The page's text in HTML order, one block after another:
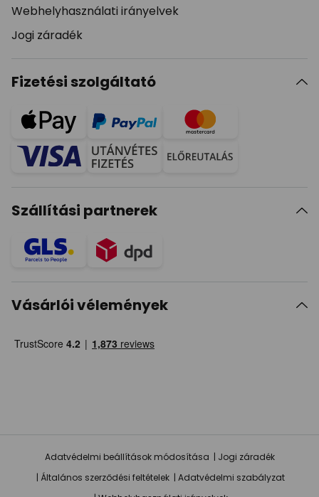
Webhelyhasználati irányelvek
Jogi záradék
Fizetési szolgáltató
Szállítási partnerek
Vásárlói vélemények
Adatvédelmi beállítások módosítása
Jogi záradék
Általános szerződési feltételek
Adatvédelmi szabályzat